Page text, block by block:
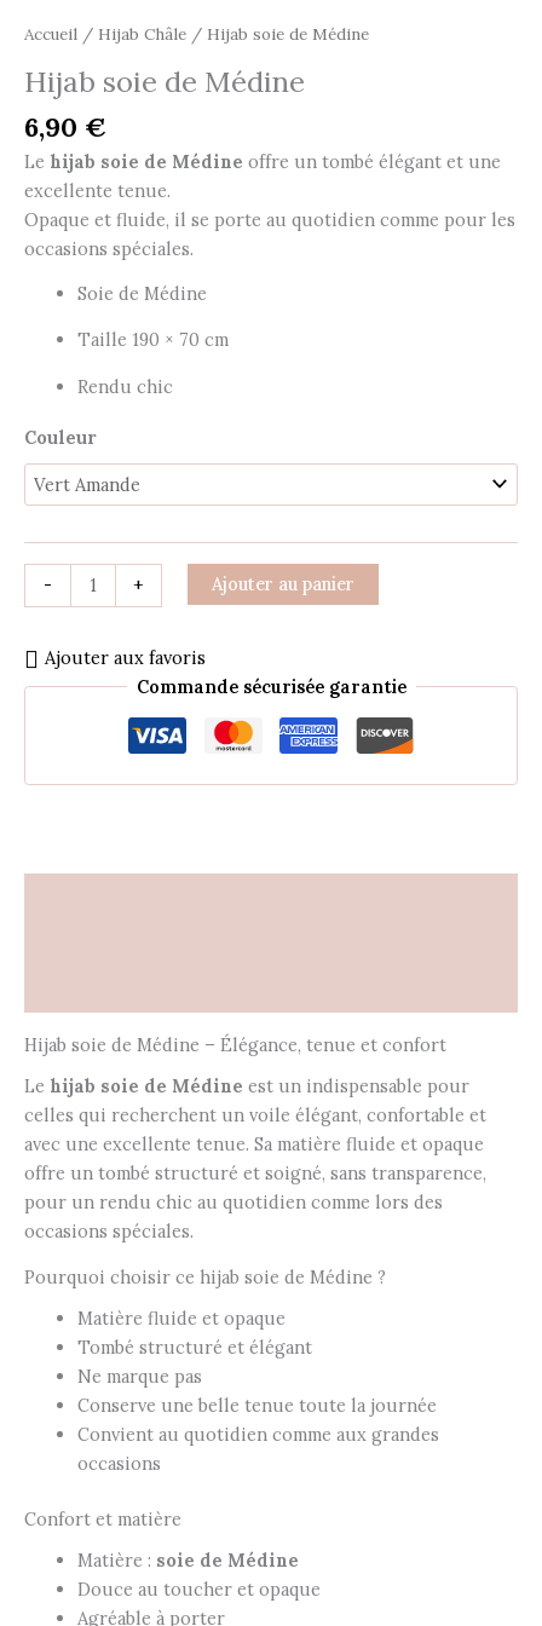
Accueil / Hijab Châle / Hijab soie de Médine
Hijab soie de Médine
6,90 €
Le hijab soie de Médine offre un tombé élégant et une
excellente tenue.
Opaque et fluide, il se porte au quotidien comme pour les
occasions spéciales.
Soie de Médine
Taille 190 × 70 cm
Rendu chic
Couleur
- + Ajouter au panier
Ajouter aux favoris
Commande sécurisée garantie
Hijab soie de Médine – Élégance, tenue et confort
Le hijab soie de Médine est un indispensable pour
celles qui recherchent un voile élégant, confortable et
avec une excellente tenue. Sa matière fluide et opaque
offre un tombé structuré et soigné, sans transparence,
pour un rendu chic au quotidien comme lors des
occasions spéciales.
Pourquoi choisir ce hijab soie de Médine ?
Matière fluide et opaque
Tombé structuré et élégant
Ne marque pas
Conserve une belle tenue toute la journée
Convient au quotidien comme aux grandes
occasions
Confort et matière
Matière : soie de Médine
Douce au toucher et opaque
Agréable à porter